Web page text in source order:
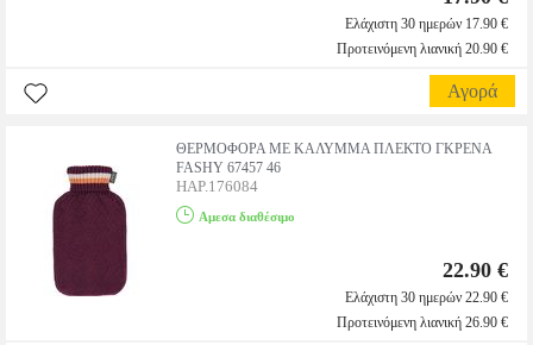
Ελάχιστη 30 ημερών 17.90 €
Προτεινόμενη λιανική 20.90 €
Αγορά
ΘΕΡΜΟΦΟΡΑ ΜΕ ΚΑΛΥΜΜΑ ΠΛΕΚΤΟ ΓΚΡΕΝΑ
FASHY 67457 46
HAP.176084
Αμεσα διαθέσιμο
22.90 €
Ελάχιστη 30 ημερών 22.90 €
Προτεινόμενη λιανική 26.90 €